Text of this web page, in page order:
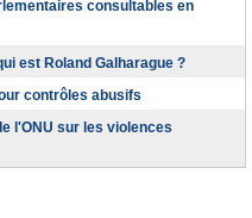
consultables en
est Roland Galharague ?
contrôles abusifs
l'ONU sur les violences